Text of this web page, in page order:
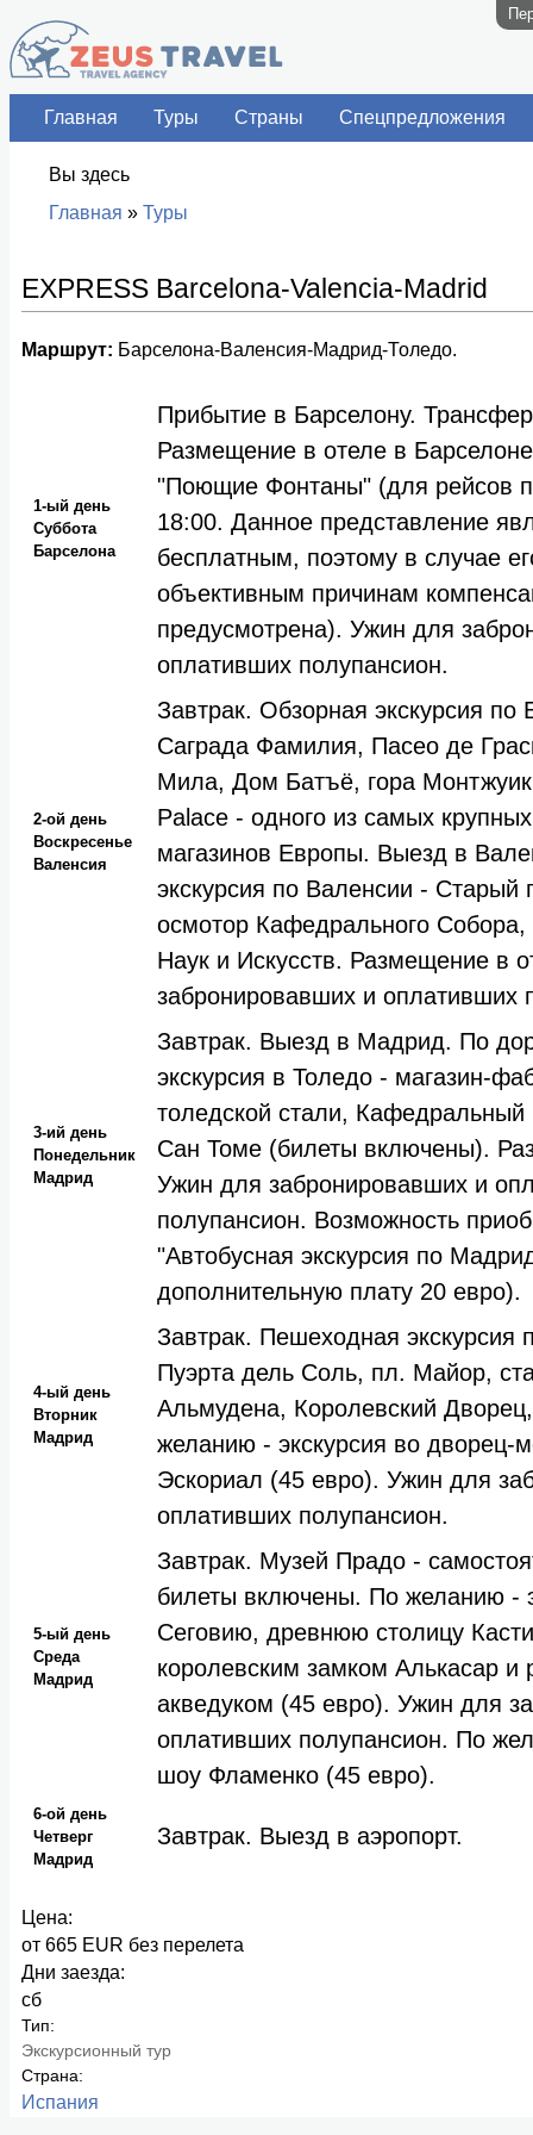
Главная Туры Страны Спецпредложения
Вы здесь
Главная » Туры
EXPRESS Barcelona-Valencia-Madrid
Маршрут: Барселона-Валенсия-Мадрид-Толедо.
1-ый день
Суббота
Барселона
Прибытие в Барселону.
Размещение в отеле в
"Поющие Фонтаны" (для рейсов
18:00. Данное представление
бесплатным, поэтому в случае
объективным причинам
предусмотрена). Ужин для
оплативших полупансион.
2-ой день
Воскресенье
Валенсия
Завтрак. Обзорная экскурсия по
Саграда Фамилия, Пасео де
Мила, Дом Батъё, гора
Palace - одного из самых
магазинов Европы. Выезд в
экскурсия по Валенсии -
осмотор Кафедрального Собора,
Наук и Искусств. Размещение в
забронировавших и оплативших
3-ий день
Понедельник
Мадрид
Завтрак. Выезд в Мадрид. По
экскурсия в Толедо - магазин-
толедской стали, Кафедральный
Сан Томе (билеты включены).
Ужин для забронировавших и
полупансион. Возможность
"Автобусная экскурсия по
дополнительную плату 20 евро).
4-ый день
Вторник
Мадрид
Завтрак. Пешеходная экскурсия
Пуэрта дель Соль, пл. Майор,
Альмудена, Королевский
желанию - экскурсия во дворец-
Эскориал (45 евро). Ужин для
оплативших полупансион.
5-ый день
Среда
Мадрид
Завтрак. Музей Прадо -
билеты включены. По желанию -
Сеговию, древнюю столицу
королевским замком Алькасар и
акведуком (45 евро). Ужин для
оплативших полупансион. По
шоу Фламенко (45 евро).
6-ой день
Четверг
Мадрид
Завтрак. Выезд в аэропорт.
Цена:
от 665 EUR без перелета
Дни заезда:
сб
Тип:
Экскурсионный тур
Страна:
Испания